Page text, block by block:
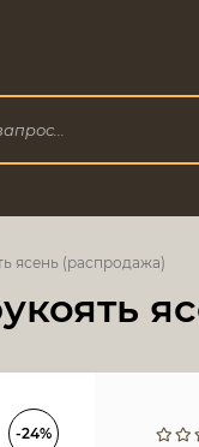
ясень (распродажа)
-24%